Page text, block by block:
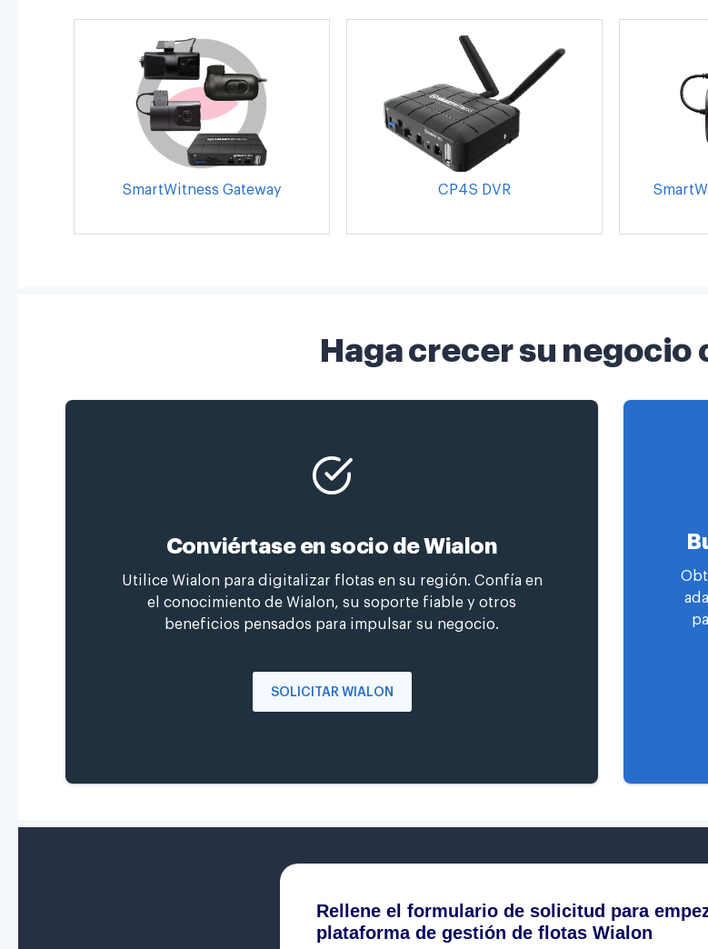
SmartWitness Gateway CP4S DVR
Haga crecer su negocio
Conviértase en socio de Wialon
Utilice Wialon para digitalizar flotas en su región. Confía en
el conocimiento de Wialon, su soporte fiable y otros
beneficios pensados para impulsar su negocio.
SOLICITAR WIALON